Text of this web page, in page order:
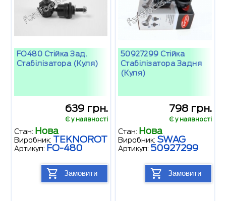
FO480 Стійка Зад.
Стабілізатора (куля)
639 грн.
Є у наявності
Стан: Нова
Виробник: TEKNOROT
Артикул: FO-480
Замовити
50927299 Стійка
Стабілізатора Задня
(куля)
798 грн.
Є у наявності
Стан: Нова
Виробник: SWAG
Артикул: 50927299
Замовити